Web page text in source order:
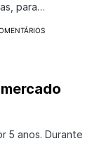
para…
5 anos. Durante